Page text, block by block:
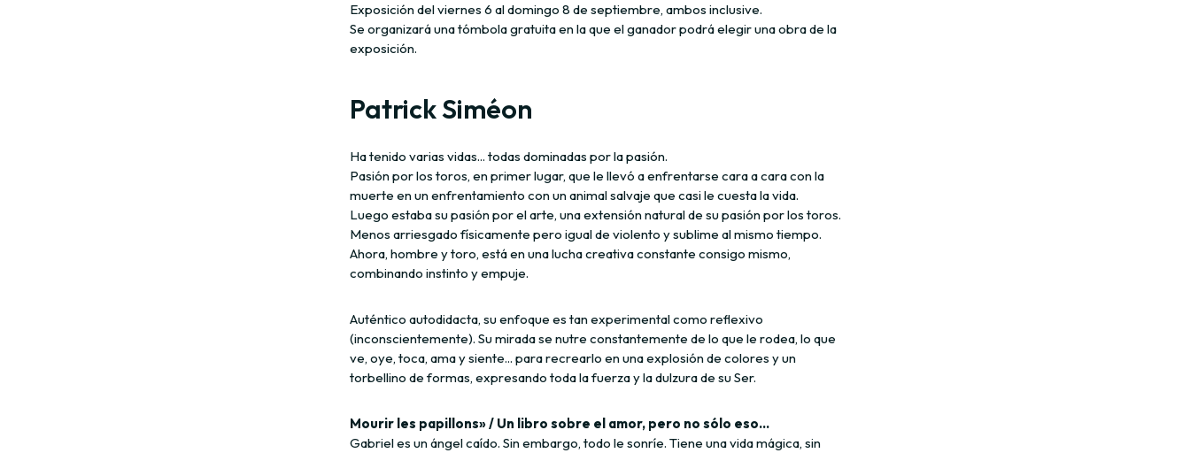
Exposición del viernes 6 al domingo 8 de septiembre, ambos inclusive.
Se organizará una tómbola gratuita en la que el ganador podrá elegir una obra de la
exposición.
Patrick Siméon
Ha tenido varias vidas... todas dominadas por la pasión.
Pasión por los toros, en primer lugar, que le llevó a enfrentarse cara a cara con la
muerte en un enfrentamiento con un animal salvaje que casi le cuesta la vida.
Luego estaba su pasión por el arte, una extensión natural de su pasión por los toros.
Menos arriesgado físicamente pero igual de violento y sublime al mismo tiempo.
Ahora, hombre y toro, está en una lucha creativa constante consigo mismo,
combinando instinto y empuje.
Auténtico autodidacta, su enfoque es tan experimental como reflexivo
(inconscientemente). Su mirada se nutre constantemente de lo que le rodea, lo que
ve, oye, toca, ama y siente... para recrearlo en una explosión de colores y un
torbellino de formas, expresando toda la fuerza y la dulzura de su Ser.
Mourir les papillons» / Un libro sobre el amor, pero no sólo eso...
Gabriel es un ángel caído. Sin embargo, todo le sonríe. Tiene una vida mágica, sin